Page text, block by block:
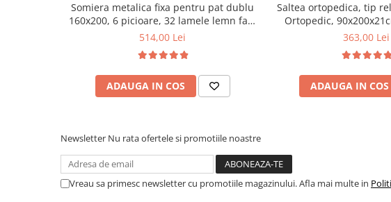
Somiera metalica fixa pentru pat dublu
160x200, 6 picioare, 32 lamele lemn fag,
benzi textile, suport saltea ferm, negru
514,00 Lei
ADAUGA IN COS
Saltea ortopedica, tip
Ortopedic,
medie, cu plasa de
Salt Confort
363,00 Lei
ADAUGA IN COS
Newsletter Nu rata ofertele si promotiile noastre
Vreau sa primesc newsletter cu promotiile magazinului. Afla mai multe in